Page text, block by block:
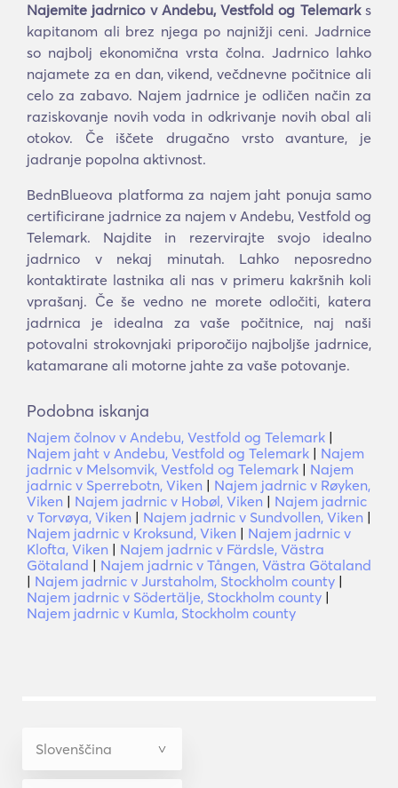
Najemite jadrnico v Andebu, Vestfold og Telemarks
kapitanom ali brez njega po najnižji ceni. Jadrnice
so najbolj ekonomična vrsta čolna. Jadrnico lahko
najamete za en dan, vikend, večdnevne počitnice ali
celo za zabavo. Najem jadrnice je odličen način za
raziskovanje novih voda in odkrivanje novih obal ali
otokov. Če iščete drugačno vrsto avanture, je
jadranje popolna aktivnost.
BednBlueova platforma za najem jaht ponuja samo
certificirane jadrnice za najem v Andebu, Vestfold og
Telemark. Najdite in rezervirajte svojo idealno
jadrnico v nekaj minutah. Lahko neposredno
kontaktirate lastnika ali nas v primeru kakršnih koli
vprašanj. Če še vedno ne morete odločiti, katera
jadrnica je idealna za vaše počitnice, naj naši
potovalni strokovnjaki priporočijo najboljše jadrnice,
katamarane ali motorne jahte za vaše potovanje.
Podobna iskanja
Najem čolnov v Andebu, Vestfold og Telemark |
Najem jaht v Andebu, Vestfold og Telemark | Najem
jadrnic v Melsomvik, Vestfold og Telemark | Najem
jadrnic v Sperrebotn, Viken | Najem jadrnic v Røyken,
Viken | Najem jadrnic v Hobøl, Viken | Najem jadrnic
v Torvøya, Viken | Najem jadrnic v Sundvollen, Viken |
Najem jadrnic v Kroksund, Viken | Najem jadrnic v
Klofta, Viken | Najem jadrnic v Färdsle, Västra
Götaland | Najem jadrnic v Tången, Västra Götaland
| Najem jadrnic v Jurstaholm, Stockholm county |
Najem jadrnic v Södertälje, Stockholm county |
Najem jadrnic v Kumla, Stockholm county